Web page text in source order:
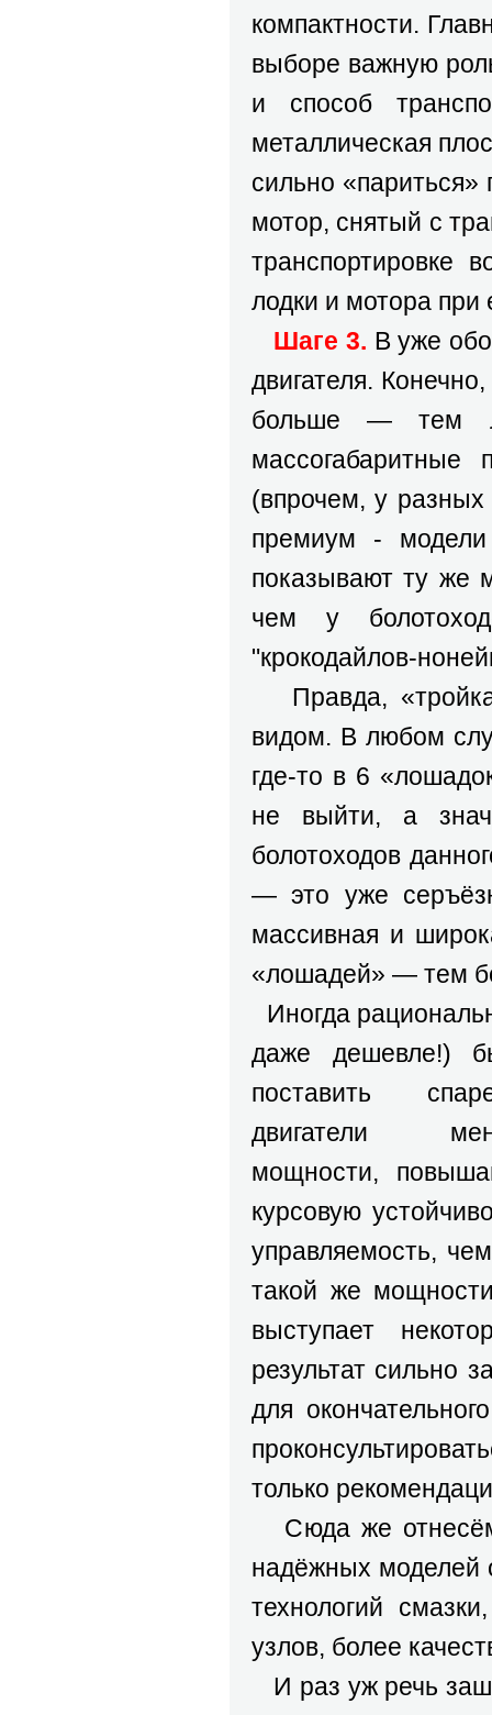
компактности.
выборе важную
и способ
металлическая
сильно
мотор, снятый с
транспортировке
лодки и мотора при
Шаге 3. В уже
двигателя.
больше — тем
массогабаритные
(впрочем, у
премиум - модели
показывают ту же
чем у
"крокодайлов-
Правда,
видом. В любом
где-то в 6
не выйти, а
болотоходов
— это уже
массивная и
«лошадей» — тем
Иногда
даже дешевле!)
поставить
двигатели
мощности,
курсовую
управляемость,
такой же
выступает
результат сильно
для
только
Сюда же
надёжных моделей
технологий
узлов, более
И раз уж речь